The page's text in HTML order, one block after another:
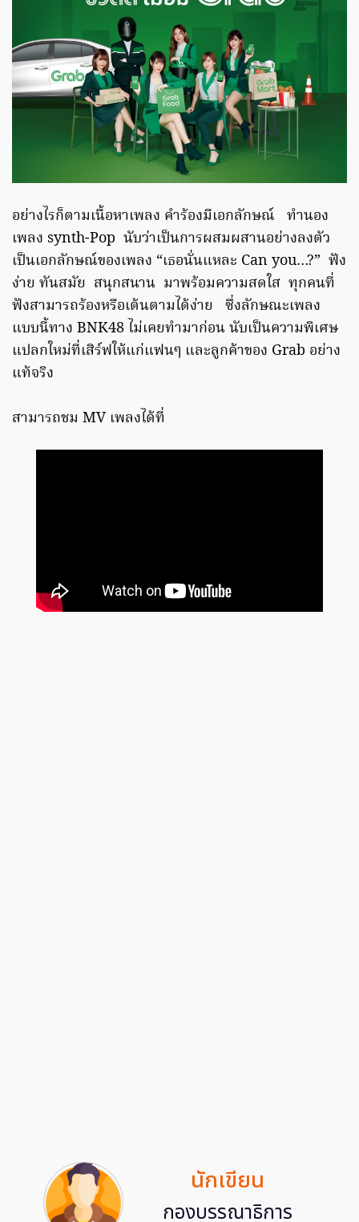
อย่างไรก็ตามเนื้อหาเพลง คำร้องมีเอกลักษณ์ ทำนอง
เพลง synth-Pop นับว่าเป็นการผสมผสานอย่างลงตัว
เป็นเอกลักษณ์ของเพลง “เธอนั่นแหละ Can you…?” ฟัง
ง่าย ทันสมัย สนุกสนาน มาพร้อมความสดใส ทุกคนที่
ฟังสามารถร้องหรือเต้นตามได้ง่าย ซึ่งลักษณะเพลง
แบบนี้ทาง BNK48 ไม่เคยทำมาก่อน นับเป็นความพิเศษ
แปลกใหม่ที่เสิร์ฟให้แก่แฟนๆ และลูกค้าของ Grab อย่าง
แท้จริง
สามารถชม MV เพลงได้ที่
นักเขียน
กองบรรณาธิการ